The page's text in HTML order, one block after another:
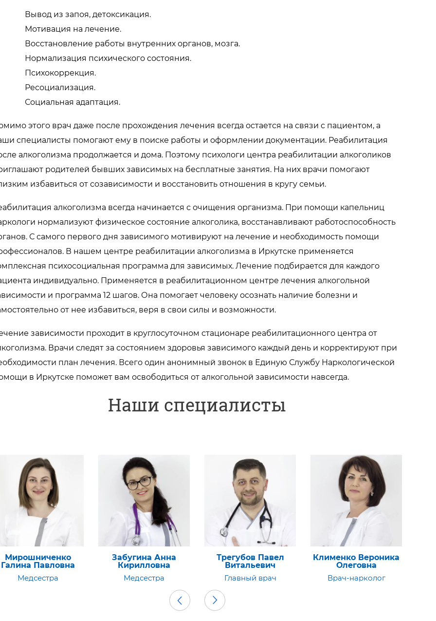
Вывод из запоя, детоксикация.
Мотивация на лечение.
Восстановление работы внутренних органов, мозга.
Нормализация психического состояния.
Психокоррекция.
Ресоциализация.
Социальная адаптация.
этого врач даже после прохождения лечения всегда остается на связи с пациентом, а
специалисты помогают ему в поиске работы и оформлении документации. Реабилитация
алкоголизма продолжается и дома. Поэтому психологи центра реабилитации алкоголиков
родителей бывших зависимых на бесплатные занятия. На них врачи помогают
избавиться от созависимости и восстановить отношения в кругу семьи.
алкоголизма всегда начинается с очищения организма. При помощи капельниц
нормализуют физическое состояние алкоголика, восстанавливают работоспособность
С самого первого дня зависимого мотивируют на лечение и необходимость помощи
В нашем центре реабилитации алкоголизма в Иркутске применяется
психосоциальная программа для зависимых. Лечение подбирается для каждого
индивидуально. Применяется в реабилитационном центре лечения алкогольной
и программа 12 шагов. Она помогает человеку осознать наличие болезни и
от нее избавиться, веря в свои силы и возможности.
зависимости проходит в круглосуточном стационаре реабилитационного центра от
Врачи следят за состоянием здоровья зависимого каждый день и корректируют при
план лечения. Всего один анонимный звонок в Единую Службу Наркологической
в Иркутске поможет вам освободиться от алкогольной зависимости навсегда.
Наши специалисты
Забугина Анна
Кирилловна
Медсестра
Трегубов Павел
Витальевич
Главный врач
Клименко Вероника
Олеговна
Врач-нарколог
Колесникова Мария
Сергеевна
Врач-нарколог